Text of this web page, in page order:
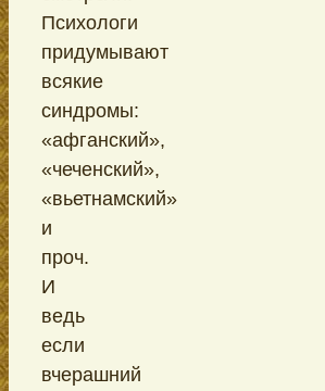
Психологи
придумывают
всякие
синдромы:
«афганский»,
«чеченский»,
«вьетнамский»
и
проч.
И
ведь
если
вчерашний